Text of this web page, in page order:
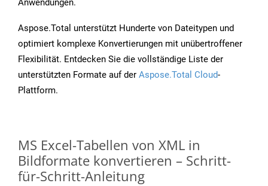
Anwendungen.
Aspose.Total unterstützt Hunderte von Dateitypen und
optimiert komplexe Konvertierungen mit unübertroffener
Flexibilität. Entdecken Sie die vollständige Liste der
unterstützten Formate auf der Aspose.Total Cloud-
Plattform.
MS Excel-Tabellen von XML in
Bildformate konvertieren – Schritt-
für-Schritt-Anleitung